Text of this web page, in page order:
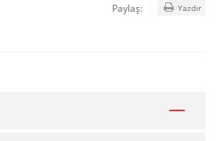
Paylaş: Yazdır